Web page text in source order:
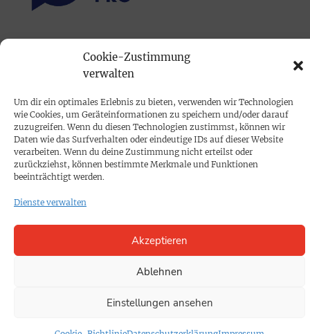
Cookie-Zustimmung
verwalten
Um dir ein optimales Erlebnis zu bieten, verwenden wir Technologien
wie Cookies, um Geräteinformationen zu speichern und/oder darauf
zuzugreifen. Wenn du diesen Technologien zustimmst, können wir
Daten wie das Surfverhalten oder eindeutige IDs auf dieser Website
verarbeiten. Wenn du deine Zustimmung nicht erteilst oder
zurückziehst, können bestimmte Merkmale und Funktionen
beeinträchtigt werden.
Dienste verwalten
Akzeptieren
Ablehnen
Einstellungen ansehen
Mediadaten
PROKOMPAKT
Impressum
SPENDEN
Cookie-Richtlinie